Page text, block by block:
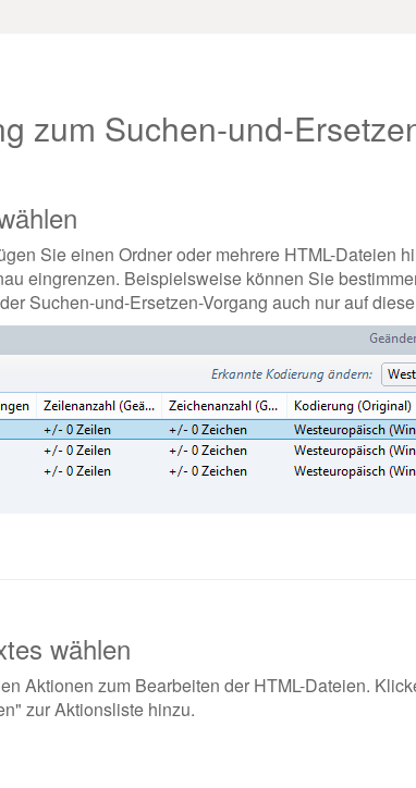
zum Suchen-und-
Sie einen Ordner oder mehrere HTML-Dateien
eingrenzen. Beispielsweise können Sie
Suchen-und-Ersetzen-Vorgang auch nur auf
wählen
Aktionen zum Bearbeiten der HTML-Dateien.
zur Aktionsliste hinzu.